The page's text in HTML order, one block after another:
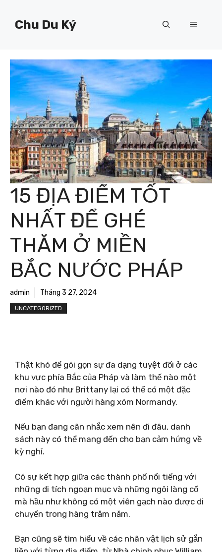
Chu Du Ký Menu
15 ĐỊA ĐIỂM TỐT
NHẤT ĐỂ GHÉ
THĂM Ở MIỀN
BẮC NƯỚC PHÁP
admin Tháng 3 27, 2024
UNCATEGORIZED
Thật khó để gói gọn sự đa dạng tuyệt đối ở các
khu vực phía Bắc của Pháp và làm thế nào một
nơi nào đó như Brittany lại có thể có một đặc
điểm khác với người hàng xóm Normandy.
Nếu bạn đang cân nhắc xem nên đi đâu, danh
sách này có thể mang đến cho bạn cảm hứng về
kỳ nghỉ.
Có sự kết hợp giữa các thành phố nổi tiếng với
những di tích ngoạn mục và những ngôi làng cổ
mà hầu như không có một viên gạch nào được di
chuyển trong hàng trăm năm.
Bạn cũng sẽ tìm hiểu về các nhân vật lịch sử gắn